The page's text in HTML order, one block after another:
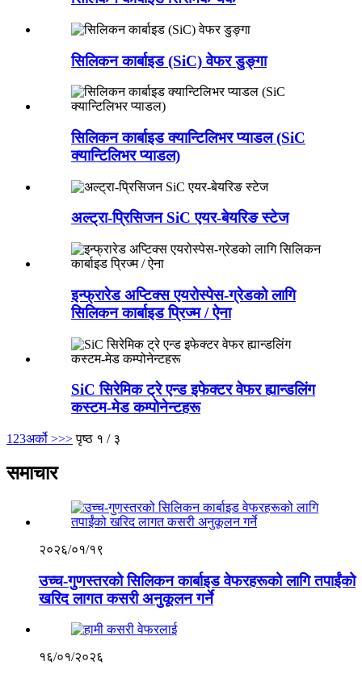
सिलिकन कार्बाइड (SiC) वेफर डुङ्गा
सिलिकन कार्बाइड क्यान्टिलिभर प्याडल (SiC
क्यान्टिलिभर प्याडल)
अल्ट्रा-प्रिसिजन SiC एयर-बेयरिङ स्टेज
इन्फ्रारेड अप्टिक्स एयरोस्पेस-ग्रेडको लागि
सिलिकन कार्बाइड प्रिज्म / ऐना
SiC सिरेमिक ट्रे एन्ड इफेक्टर वेफर ह्यान्डलिंग
कस्टम-मेड कम्पोनेन्टहरू
1 23अर्को >>> पृष्ठ १ / ३
समाचार
२०२६/०१/१९
उच्च-गुणस्तरको सिलिकन कार्बाइड वेफरहरूको लागि तपाईंको
खरिद लागत कसरी अनुकूलन गर्ने
१६/०१/२०२६